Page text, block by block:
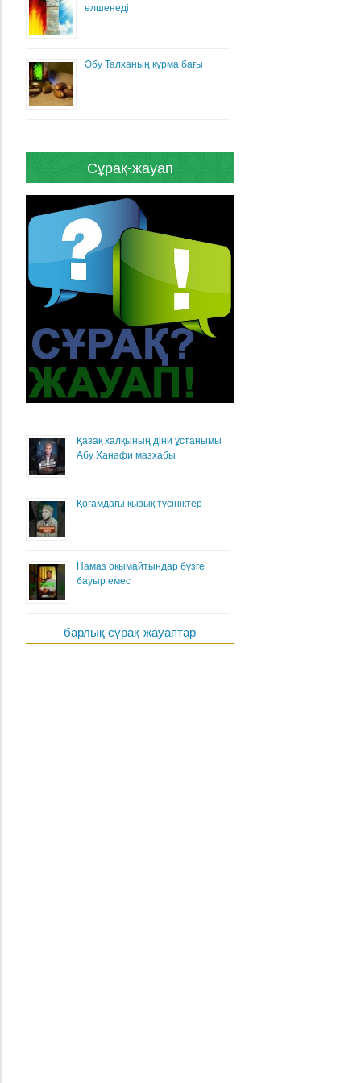
өлшенеді
Әбу Талханың құрма бағы
Сұрақ-жауап
Қазақ халқының діни ұстанымы
Абу Ханафи мазхабы
Қоғамдағы қызық түсініктер
Намаз оқымайтындар бузге
бауыр емес
барлық сұрақ-жауаптар